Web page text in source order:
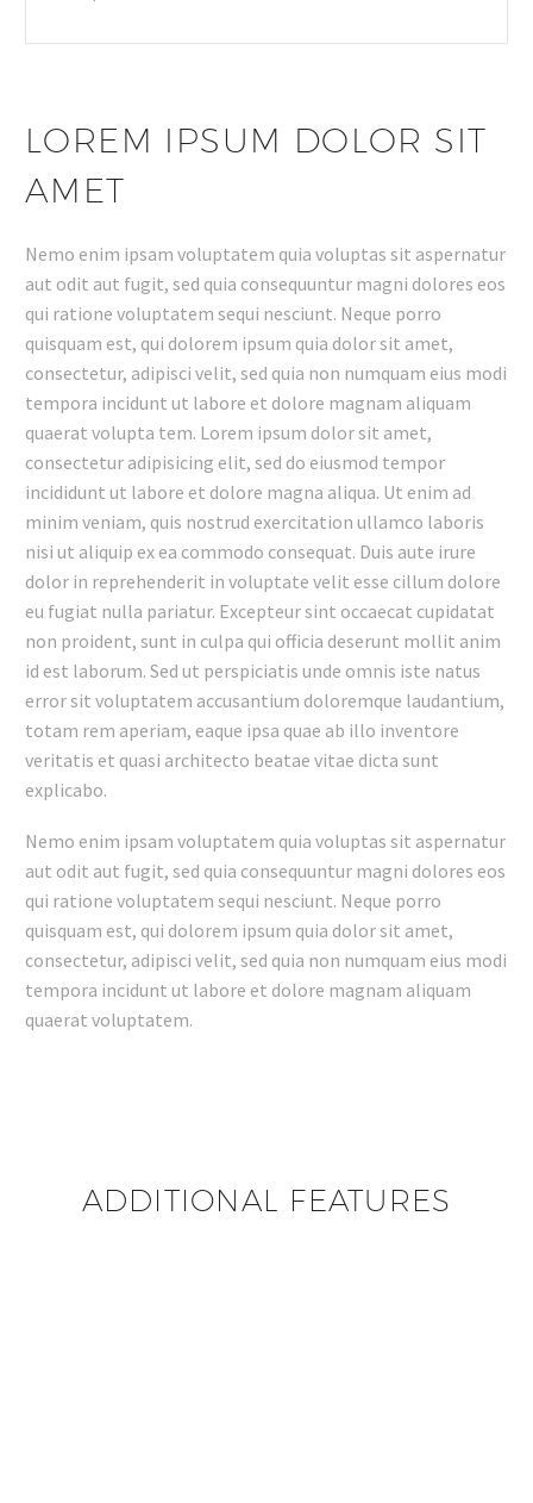
LOREM IPSUM DOLOR SIT
AMET
Nemo enim ipsam voluptatem quia voluptas sit aspernatur
aut odit aut fugit, sed quia consequuntur magni dolores eos
qui ratione voluptatem sequi nesciunt. Neque porro
quisquam est, qui dolorem ipsum quia dolor sit amet,
consectetur, adipisci velit, sed quia non numquam eius modi
tempora incidunt ut labore et dolore magnam aliquam
quaerat volupta tem. Lorem ipsum dolor sit amet,
consectetur adipisicing elit, sed do eiusmod tempor
incididunt ut labore et dolore magna aliqua. Ut enim ad
minim veniam, quis nostrud exercitation ullamco laboris
nisi ut aliquip ex ea commodo consequat. Duis aute irure
dolor in reprehenderit in voluptate velit esse cillum dolore
eu fugiat nulla pariatur. Excepteur sint occaecat cupidatat
non proident, sunt in culpa qui officia deserunt mollit anim
id est laborum. Sed ut perspiciatis unde omnis iste natus
error sit voluptatem accusantium doloremque laudantium,
totam rem aperiam, eaque ipsa quae ab illo inventore
veritatis et quasi architecto beatae vitae dicta sunt
explicabo.
Nemo enim ipsam voluptatem quia voluptas sit aspernatur
aut odit aut fugit, sed quia consequuntur magni dolores eos
qui ratione voluptatem sequi nesciunt. Neque porro
quisquam est, qui dolorem ipsum quia dolor sit amet,
consectetur, adipisci velit, sed quia non numquam eius modi
tempora incidunt ut labore et dolore magnam aliquam
quaerat voluptatem.
ADDITIONAL FEATURES